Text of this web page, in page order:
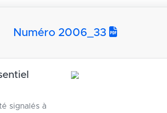
Numéro 2006_33
signalés à